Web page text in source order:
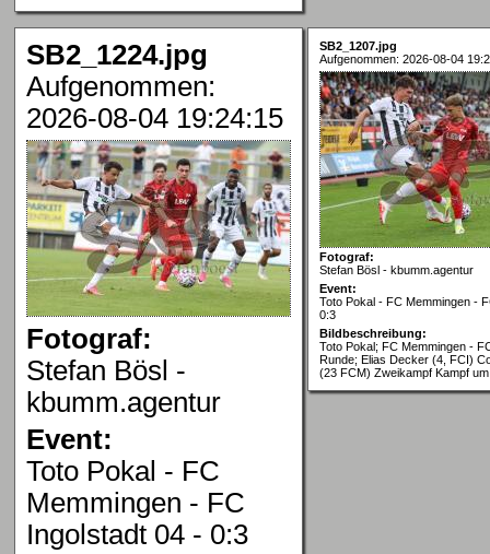
SB2_1224.jpg
Aufgenommen:
2026-08-04 19:24:15
Fotograf:
Stefan Bösl -
kbumm.agentur
Event:
Toto Pokal - FC
Memmingen - FC
Ingolstadt 04 - 0:3
SB2_1207.jpg
Aufgenommen: 2026-08-04
Fotograf:
Stefan Bösl - kbumm.agentur
Event:
Toto Pokal - FC Memmingen -
0:3
Bildbeschreibung:
Toto Pokal; FC Memmingen -
Runde; Elias Decker (4, FCI)
(23 FCM) Zweikampf Kampf